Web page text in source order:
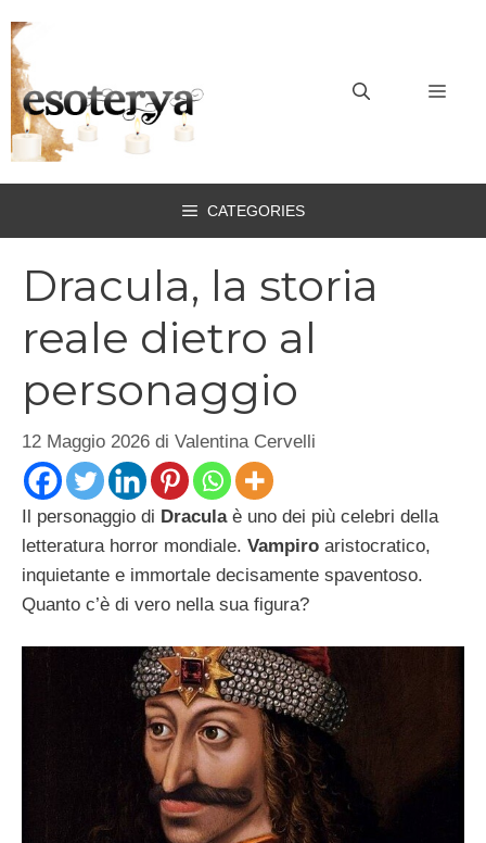
al
contenuto
CATEGORIES
Dracula, la storia
reale dietro al
personaggio
12 Maggio 2026 di Valentina Cervelli
Il personaggio di Draculaè uno dei più celebri della
letteratura horror mondiale. Vampiro aristocratico,
inquietante e immortale decisamente spaventoso.
Quanto c’è di vero nella sua figura?